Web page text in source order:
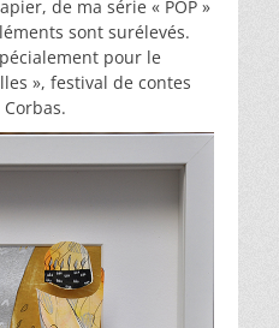
de ma série « POP »
sont surélevés.
pour le
», festival de contes